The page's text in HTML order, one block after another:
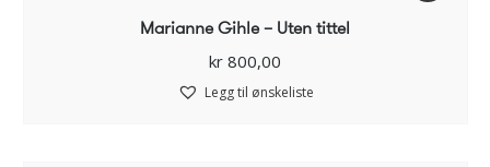
Marianne Gihle – Uten tittel
kr 800,00
Legg til ønskeliste